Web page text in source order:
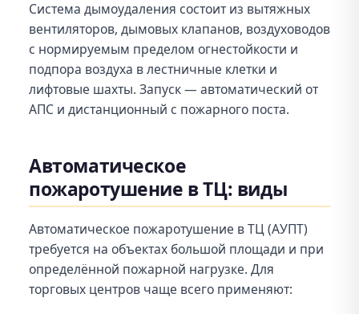
Система дымоудаления состоит из вытяжных
вентиляторов, дымовых клапанов, воздуховодов
с нормируемым пределом огнестойкости и
подпора воздуха в лестничные клетки и
лифтовые шахты. Запуск — автоматический от
АПС и дистанционный с пожарного поста.
Автоматическое
пожаротушение в ТЦ: виды
Автоматическое пожаротушение в ТЦ (АУПТ)
требуется на объектах большой площади и при
определённой пожарной нагрузке. Для
торговых центров чаще всего применяют: